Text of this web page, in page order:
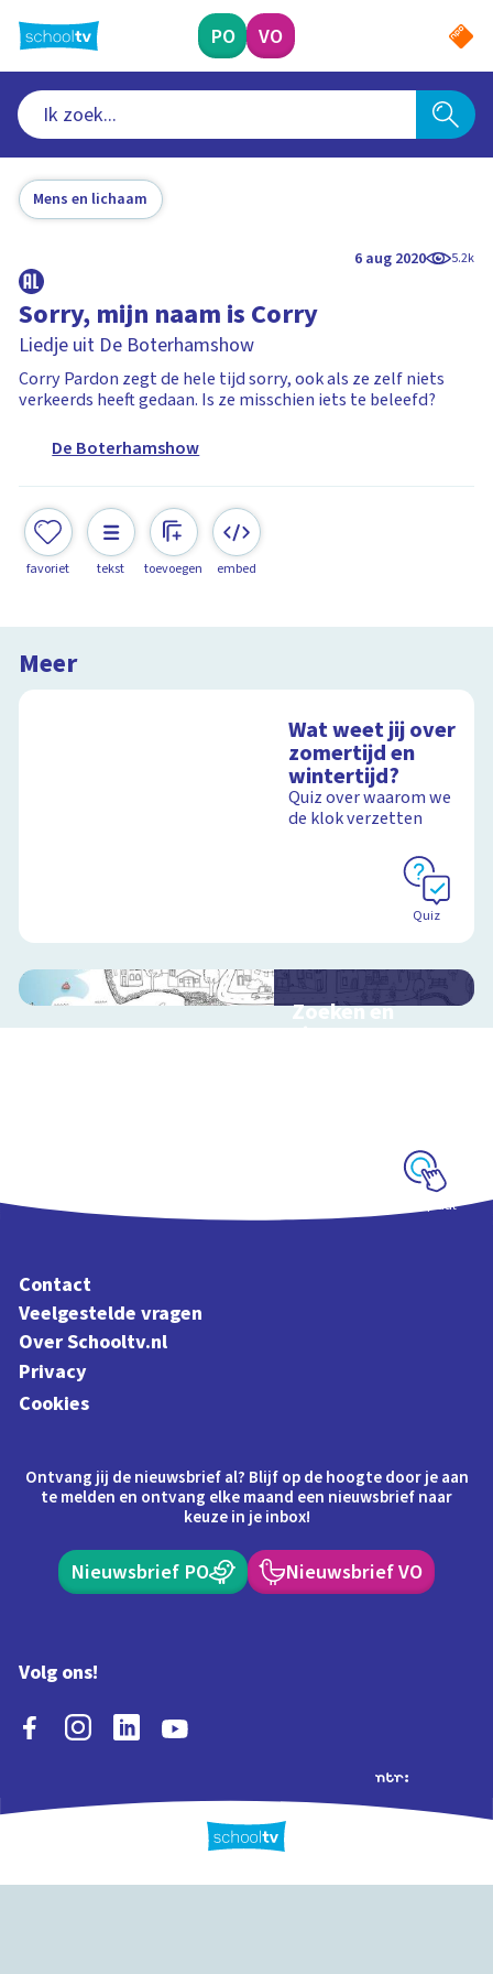
naar
hoofdinhoud
PO VO
Mens en lichaam
6 aug 2020 5.2k
Sorry, mijn naam is Corry
Liedje uit De Boterhamshow
Corry Pardon zegt de hele tijd sorry, ook als ze zelf niets
verkeerds heeft gedaan. Is ze misschien iets te beleefd?
De Boterhamshow
favoriet tekst toevoegen embed
Meer
Wat weet jij over
zomertijd en
wintertijd?
Quiz over waarom we
de klok verzetten
Quiz
Zoeken en
zingen met
Schoolplaat
Contact
Veelgestelde vragen
Over Schooltv.nl
Privacy
Cookies
Ontvang jij de nieuwsbrief al? Blijf op de hoogte door je aan
te melden en ontvang elke maand een nieuwsbrief naar
keuze in je inbox!
Nieuwsbrief PO Nieuwsbrief VO
Volg ons!